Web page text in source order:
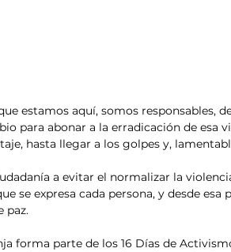
estamos aquí, somos responsables,
para abonar a la erradicación de esa
hasta llegar a los golpes y,
a evitar el normalizar la
se expresa cada persona, y desde esa
paz.
forma parte de los 16 Días de